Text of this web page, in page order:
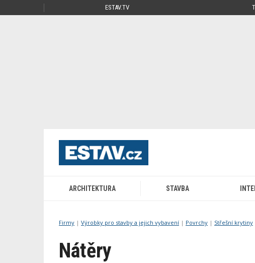
ESTAV.TV
ARCHITEKTURA STAVBA
Firmy | Výrobky pro stavby a jejich vybavení | Povrchy | Střešní krytiny
Nátěry